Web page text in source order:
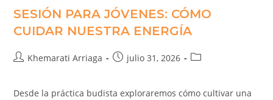
SESIÓN PARA JÓVENES: CÓMO
CUIDAR NUESTRA ENERGÍA
Khemarati Arriaga julio 31, 2026
Desde la práctica budista exploraremos cómo cultivar una